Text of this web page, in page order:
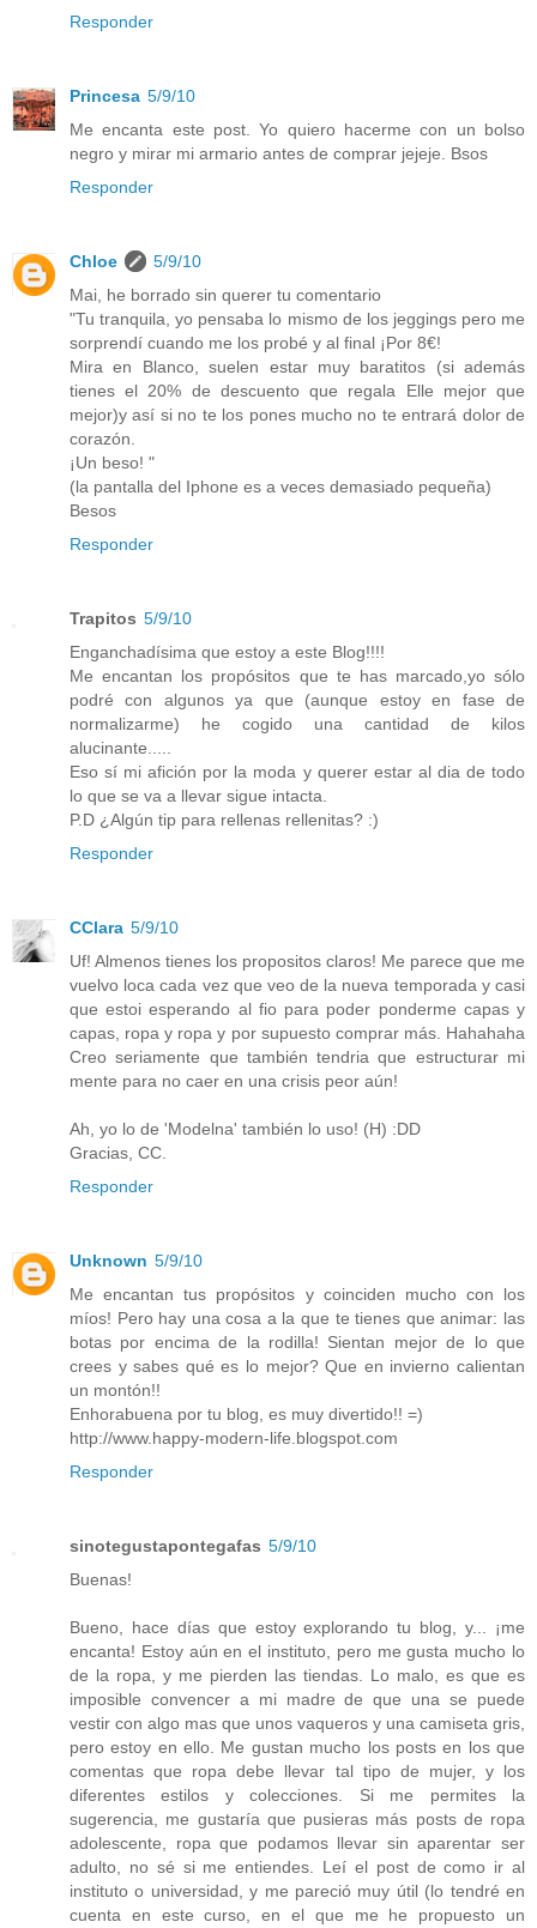
Responder
Princesa 5/9/10
Me encanta este post. Yo quiero hacerme con un bolso
negro y mirar mi armario antes de comprar jejeje. Bsos
Responder
Chloe
5/9/10
Mai, he borrado sin querer tu comentario
"Tu tranquila, yo pensaba lo mismo de los jeggings pero me
sorprendí cuando me los probé y al final ¡Por 8€!
Mira en Blanco, suelen estar muy baratitos (si además
tienes el 20% de descuento que regala Elle mejor que
mejor)y así si no te los pones mucho no te entrará dolor de
corazón.
¡Un beso! "
(la pantalla del Iphone es a veces demasiado pequeña)
Besos
Responder
Trapitos 5/9/10
Enganchadísima que estoy a este Blog!!!!
Me encantan los propósitos que te has marcado,yo sólo
podré con algunos ya que (aunque estoy en fase de
normalizarme) he cogido una cantidad de kilos
alucinante.....
Eso sí mi afición por la moda y querer estar al dia de todo
lo que se va a llevar sigue intacta.
P.D ¿Algún tip para rellenas rellenitas? :)
Responder
CClara 5/9/10
Uf! Almenos tienes los propositos claros! Me parece que me
vuelvo loca cada vez que veo de la nueva temporada y casi
que estoi esperando al fio para poder ponderme capas y
capas, ropa y ropa y por supuesto comprar más. Hahahaha
Creo seriamente que también tendria que estructurar mi
mente para no caer en una crisis peor aún!
Ah, yo lo de 'Modelna' también lo uso! (H) :DD
Gracias, CC.
Responder
Unknown 5/9/10
Me encantan tus propósitos y coinciden mucho con los
míos! Pero hay una cosa a la que te tienes que animar: las
botas por encima de la rodilla! Sientan mejor de lo que
crees y sabes qué es lo mejor? Que en invierno calientan
un montón!!
Enhorabuena por tu blog, es muy divertido!! =)
http://www.happy-modern-life.blogspot.com
Responder
sinotegustapontegafas 5/9/10
Buenas!
Bueno, hace días que estoy explorando tu blog, y... ¡me
encanta! Estoy aún en el instituto, pero me gusta mucho lo
de la ropa, y me pierden las tiendas. Lo malo, es que es
imposible convencer a mi madre de que una se puede
vestir con algo mas que unos vaqueros y una camiseta gris,
pero estoy en ello. Me gustan mucho los posts en los que
comentas que ropa debe llevar tal tipo de mujer, y los
diferentes estilos y colecciones. Si me permites la
sugerencia, me gustaría que pusieras más posts de ropa
adolescente, ropa que podamos llevar sin aparentar ser
adulto, no sé si me entiendes. Leí el post de como ir al
instituto o universidad, y me pareció muy útil (lo tendré en
cuenta en este curso, en el que me he propuesto un